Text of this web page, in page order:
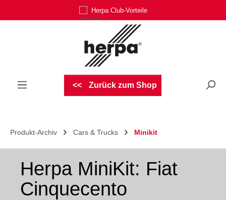
Zum Hauptinhalt springenHerpa Club-Vorteile
Zurück zum Shop
Produkt-Archiv Cars & Trucks Minikit
Herpa MiniKit: Fiat
Cinquecento